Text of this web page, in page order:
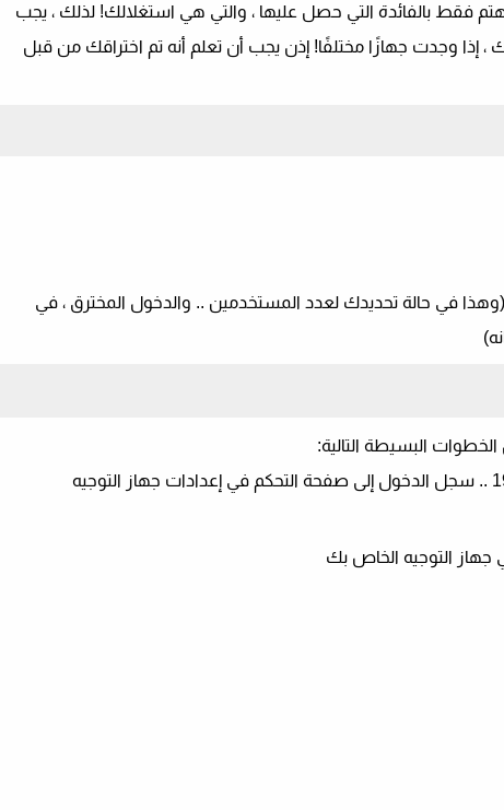
فقط بالفائدة التي حصل عليها ، والتي هي استغلالك! لذلك ، يجب
إذا وجدت جهازًا مختلفًا! إذن يجب أن تعلم أنه تم اختراقك من قبل
في حالة تحديدك لعدد المستخدمين .. والدخول المخترق ، في
جهاز التوجيه الخاص بك